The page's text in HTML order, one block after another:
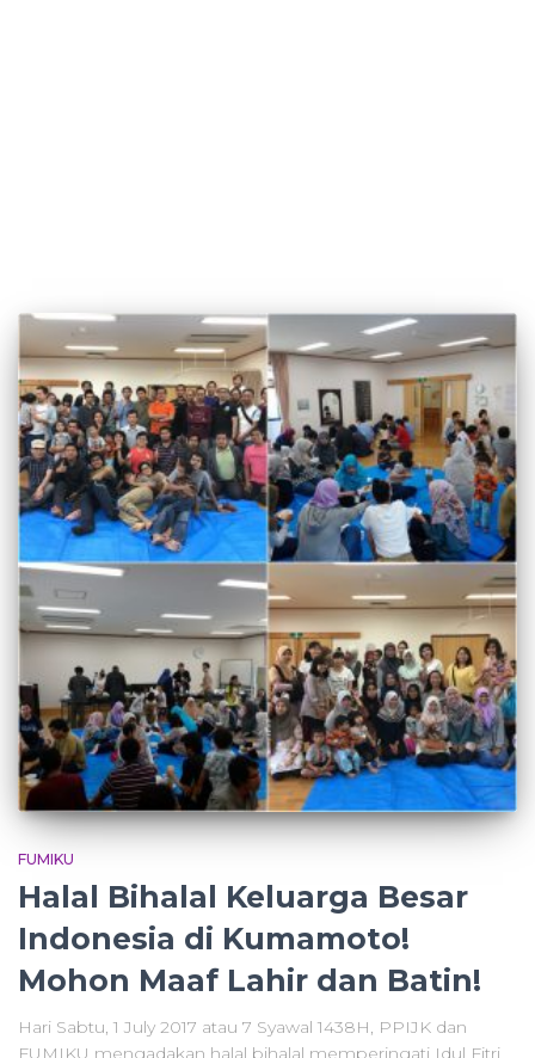
FUMIKU
Halal Bihalal Keluarga Besar
Indonesia di Kumamoto!
Mohon Maaf Lahir dan Batin!
Hari Sabtu, 1 July 2017 atau 7 Syawal 1438H, PPIJK dan
FUMIKU mengadakan halal bihalal memperingati Idul Fitri